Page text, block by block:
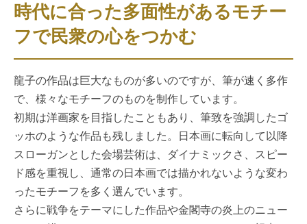
時代に合った多面性があるモチー
フで民衆の心をつかむ
龍子の作品は巨大なものが多いのですが、筆が速く多作
で、様々なモチーフのものを制作しています。
初期は洋画家を目指したこともあり、筆致を強調したゴ
ッホのような作品も残しました。日本画に転向して以降
スローガンとした会場芸術は、ダイナミックさ、スピー
ド感を重視し、通常の日本画では描かれないような変わ
ったモチーフを多く選んでいます。
さらに戦争をテーマにした作品や金閣寺の炎上のニュー